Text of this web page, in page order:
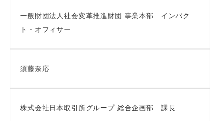
一般財団法人社会変革推進財団 事業本部 インパク
ト・オフィサー
須藤奈応
株式会社日本取引所グループ 総合企画部 課長